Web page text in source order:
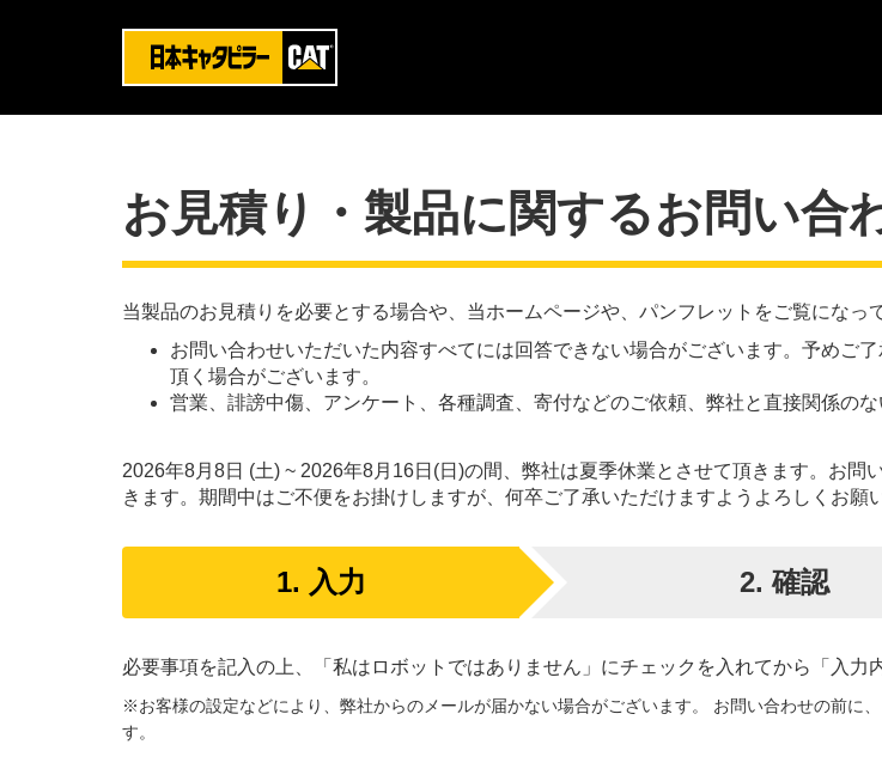
お見積り・製品に関するお問い合
当製品のお見積りを必要とする場合や、当ホームページや、パンフレットをご覧になっ
お問い合わせいただいた内容すべてには回答できない場合がございます。予めご
頂く場合がございます。
営業、誹謗中傷、アンケート、各種調査、寄付などのご依頼、弊社と直接関係の
2026年8月8日 (土) ~ 2026年8月16日(日)の間、弊社は夏季休業とさせて頂きます。お
きます。期間中はご不便をお掛けしますが、何卒ご了承いただけますようよろしくお願
1. 入力 2.確認
必要事項を記入の上、「私はロボットではありません」にチェックを入れてから「入力
※お客様の設定などにより、弊社からのメールが届かない場合がございます。 お問い合わせの前に
す。